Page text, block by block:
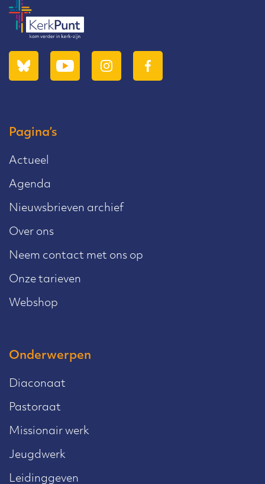
Pagina’s
Actueel
Agenda
Nieuwsbrieven archief
Over ons
Neem contact met ons op
Onze tarieven
Webshop
Onderwerpen
Diaconaat
Pastoraat
Missionair werk
Jeugdwerk
Leidinggeven